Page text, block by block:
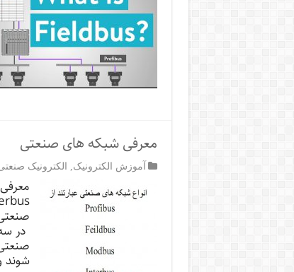
معرفی شبکه های صنعتی
آموزش الکترونیک الکترونیک
شوند